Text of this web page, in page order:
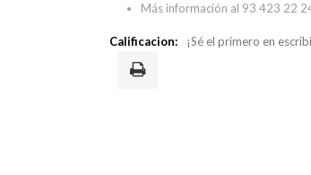
Más información al 93 423 22
Calificacion: ¡Sé el primero en